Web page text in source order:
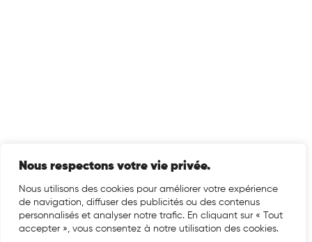
Nous respectons votre vie privée.
Nous utilisons des cookies pour améliorer votre expérience
de navigation, diffuser des publicités ou des contenus
personnalisés et analyser notre trafic. En cliquant sur « Tout
accepter », vous consentez à notre utilisation des cookies.